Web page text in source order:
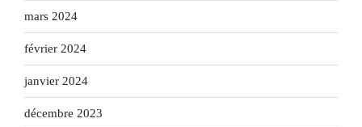
mars 2024
février 2024
janvier 2024
décembre 2023